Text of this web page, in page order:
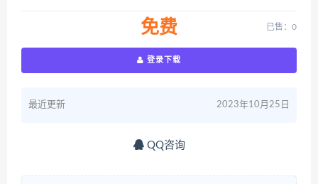
免费 已售：0
登录下载
最近更新 2023年10月25日
QQ咨询